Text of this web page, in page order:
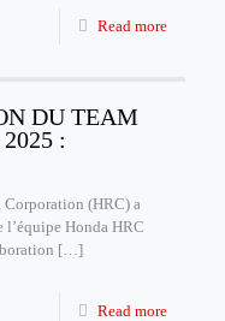
Read more
DU TEAM
:
Corporation (HRC) a
Honda HRC
[…]
Read more